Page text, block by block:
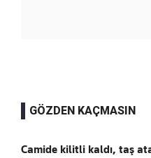
GÖZDEN KAÇMASIN
Camide kilitli kaldı, taş